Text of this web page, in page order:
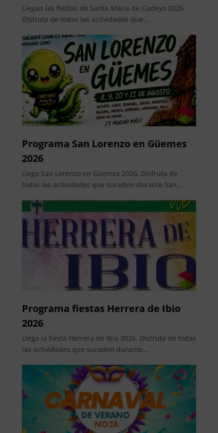
Llegan las fiestas de Santa María de Cudeyo 2026.
Disfruta de todas las actividades que...
Programa San Lorenzo en Güemes
2026
Llega San Lorenzo en Güemes 2026. Disfruta de
todas las actividades que suceden durante San...
Programa fiestas Herrera de Ibio
2026
Llega la fiesta Herrera de Ibio 2026. Disfruta de todas
las actividades que suceden durante...